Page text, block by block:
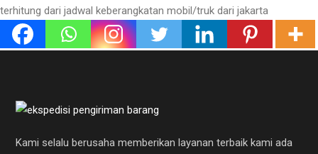
terhitung dari jadwal keberangkatan mobil/truk dari jakarta
Kami selalu berusaha memberikan layanan terbaik kami ada